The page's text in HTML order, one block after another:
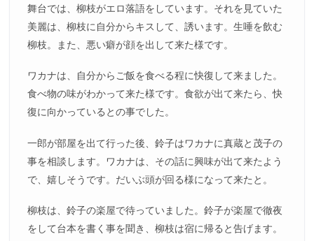
舞台では、柳枝がエロ落語をしています。それを見ていた
美麗は、柳枝に自分からキスして、誘います。生唾を飲む
柳枝。また、悪い癖が顔を出して来た様です。
ワカナは、自分からご飯を食べる程に快復して来ました。
食べ物の味がわかって来た様です。食欲が出て来たら、快
復に向かっているとの事でした。
一郎が部屋を出て行った後、鈴子はワカナに真蔵と茂子の
事を相談します。ワカナは、その話に興味が出て来たよう
で、嬉しそうです。だいぶ頭が回る様になって来たと。
柳枝は、鈴子の楽屋で待っていました。鈴子が楽屋で徹夜
をして台本を書く事を聞き、柳枝は宿に帰ると告げます。